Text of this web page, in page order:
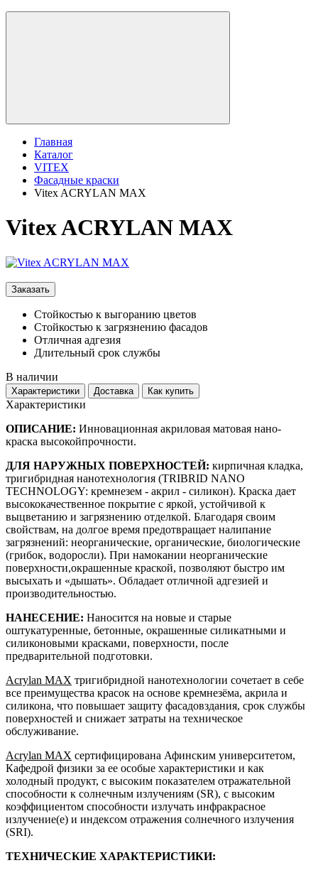
Главная
Каталог
VITEX
Фасадные краски
Vitex ACRYLAN MAX
Vitex ACRYLAN MAX
Заказать
Стойкостью к выгоранию цветов
Стойкостью к загрязнению фасадов
Отличная адгезия
Длительный срок службы
В наличии
Характеристики Доставка Как купить
Характеристики
ОПИСАНИЕ: Инновационная акриловая матовая нано-
краска высокойпрочности.
ДЛЯ НАРУЖНЫХ ПОВЕРХНОСТЕЙ: кирпичная кладка,
тригибридная нанотехнология (TRIBRID NANO
TECHNOLOGY: кремнезем - акрил - силикон). Краска дает
высококачественное покрытие с яркой, устойчивой к
выцветанию и загрязнению отделкой. Благодаря своим
свойствам, на долгое время предотвращает налипание
загрязнений: неорганические, органические, биологические
(грибок, водоросли). При намокании неорганические
поверхности,окрашенные краской, позволяют быстро им
высыхать и «дышать». Обладает отличной адгезией и
производительностью.
НАНЕСЕНИЕ: Наносится на новые и старые
оштукатуренные, бетонные, окрашенные силикатными и
силиконовыми красками, поверхности, после
предварительной подготовки.
Acrylan MAX тригибридной нанотехнологии сочетает в себе
все преимущества красок на основе кремнезёма, акрила и
силикона, что повышает защиту фасадовздания, срок службы
поверхностей и снижает затраты на техническое
обслуживание.
Acrylan MAX сертифицирована Афинским университетом,
Кафедрой физики за ее особые характеристики и как
холодный продукт, с высоким показателем отражательной
способности к солнечным излучениям (SR), с высоким
коэффициентом способности излучать инфракрасное
излучение(е) и индексом отражения солнечного излучения
(SRI).
ТЕХНИЧЕСКИЕ ХАРАКТЕРИСТИКИ: